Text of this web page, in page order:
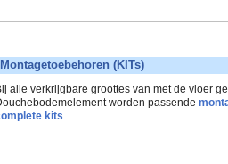
Montagetoebehoren (KITs)
alle verkrijgbare groottes van met de vloer
Douchebodemelement worden passende
kits